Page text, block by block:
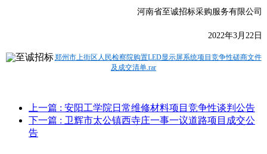
河南省至诚招标采购服务有限公司
2022年3月22日
郑州市上街区人民检察院购置LED显示屏系统项目竞争性磋商文件
及成交清单.rar
上一篇 : 安阳工学院日常维修材料项目竞争性谈判公告
下一篇 : 卫辉市太公镇西寺庄一事一议道路项目成交公
告